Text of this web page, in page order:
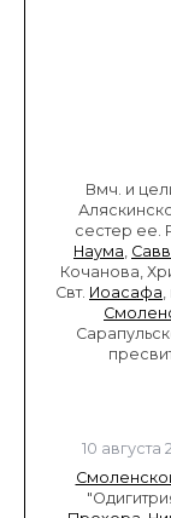
Вмч. и
сестер ее.
Наума,
Кочанова,
Свт. Иоасафа,
10 августа